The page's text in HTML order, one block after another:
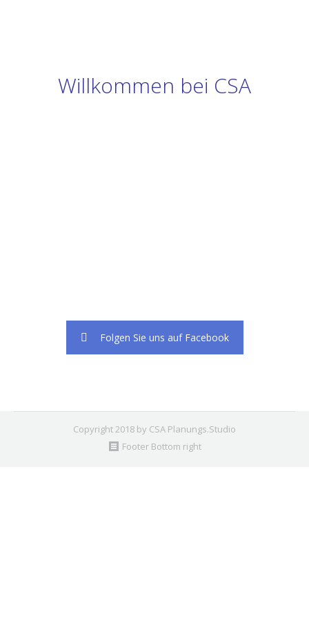
Willkommen bei CSA
Folgen Sie uns auf Facebook
Copyright 2018 by CSA Planungs.Studio
Footer Bottom right